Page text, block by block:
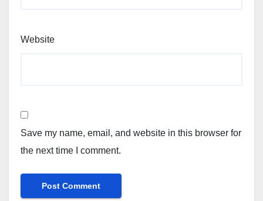
Website
Save my name, email, and website in this browser for
the next time I comment.